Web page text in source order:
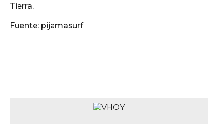
Tierra.
Fuente: pijamasurf